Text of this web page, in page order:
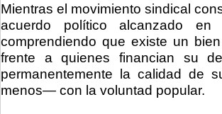
Mientras el movimiento sindical
acuerdo político alcanzado en
comprendiendo que existe un
frente a quienes financian su
permanentemente la calidad de
menos— con la voluntad popular.